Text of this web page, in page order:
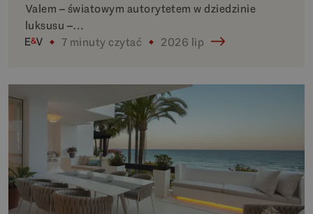
Valem – światowym autorytetem w dziedzinie
luksusu –…
7 minuty czytać
2026 lip